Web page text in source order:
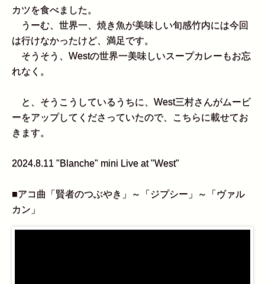
カツを食べました。
うーむ、世界一、焼き魚が美味しい旬感竹内には今回
は行けなかったけど、満足です。
そうそう、Westの世界一美味しいスープカレーもお忘
れなく。
と、そうこうしているうちに、West三村さんがムービ
ーをアップしてくださっていたので、こちらに載せてお
きます。
2024.8.11 "Blanche" mini Live at "West"
■アコ曲「賢者のつぶやき」～「ジプシー」～「ヴァル
カン」